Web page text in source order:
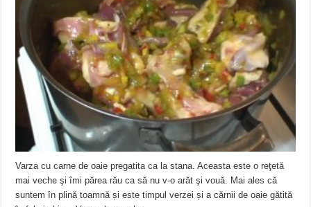
Varza cu carne de oaie pregatita ca la stana. Aceasta este o reţetă
mai veche şi îmi părea rău ca să nu v-o arăt şi vouă. Mai ales că
suntem în plină toamnă și este timpul verzei și a cărnii de oaie gătită